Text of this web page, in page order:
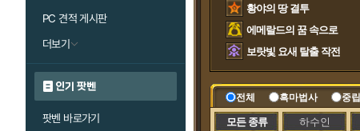
PC 견적 게시판
더보기
인기 팟벤
팟벤 바로가기
황야의 땅 결투
에메랄드의 꿈 속으로
보랏빛 요새 탈출 작전
전체 흑마법사 중립
모든 종류 하수인